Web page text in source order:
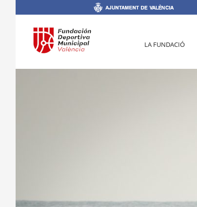
LA FUNDACIÓ